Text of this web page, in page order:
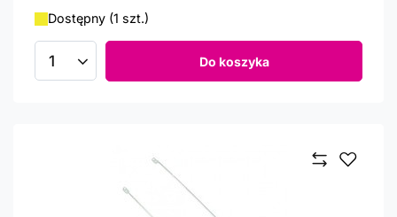
Dostępny (1 szt.)
Ilość produktów Do koszyka